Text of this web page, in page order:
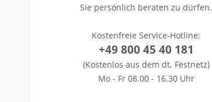
Sie persönlich beraten zu dürfen.
Kostenfreie Service-Hotline:
+49 800 45 40 181
(Kostenlos aus dem dt. Festnetz)
Mo - Fr 08.00 - 16.30 Uhr